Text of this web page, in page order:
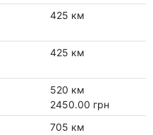
425 км
425 км
520 км
2450.00 грн
705 км